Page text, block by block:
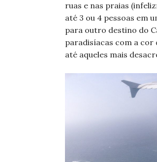
ruas e nas praias
até 3 ou 4 pessoas em
para outro destino do
paradisíacas com a cor
até aqueles mais